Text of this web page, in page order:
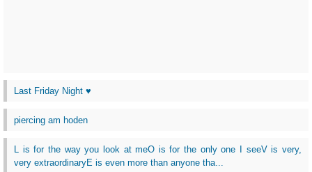
Last Friday Night ♥
piercing am hoden
L is for the way you look at meO is for the only one I seeV is very,
very extraordinaryE is even more than anyone tha...